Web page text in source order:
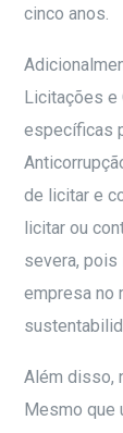
cinco anos.
Licitações
específicas
de licitar e
licitar ou
severa, pois
empresa no
Além disso,
Mesmo que